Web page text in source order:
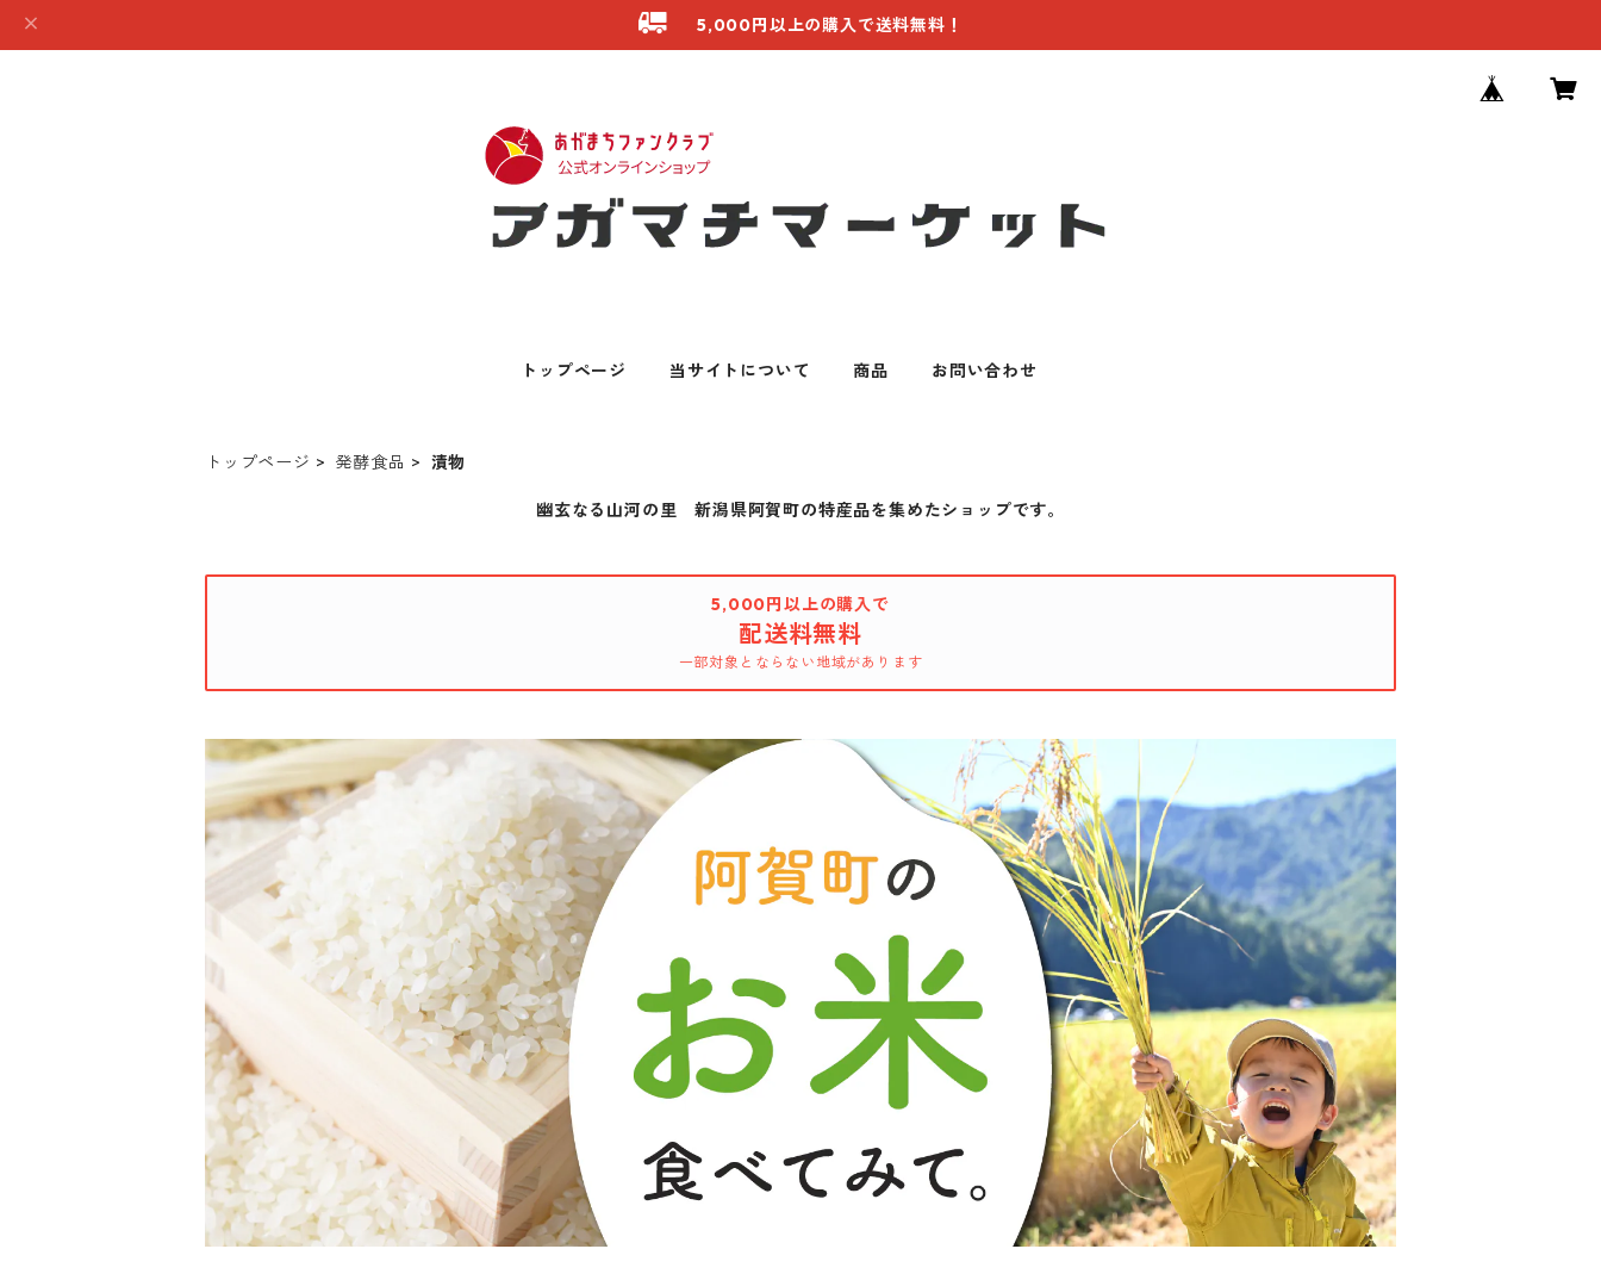
5,000円以上の購入で送料無料！
トップページ 当サイトについて 商品 お問い合わせ
トップページ 発酵食品 漬物
幽玄なる山河の里 新潟県阿賀町の特産品を集めたショップです。
5,000円以上の購入で
配送料無料
一部対象とならない地域があります